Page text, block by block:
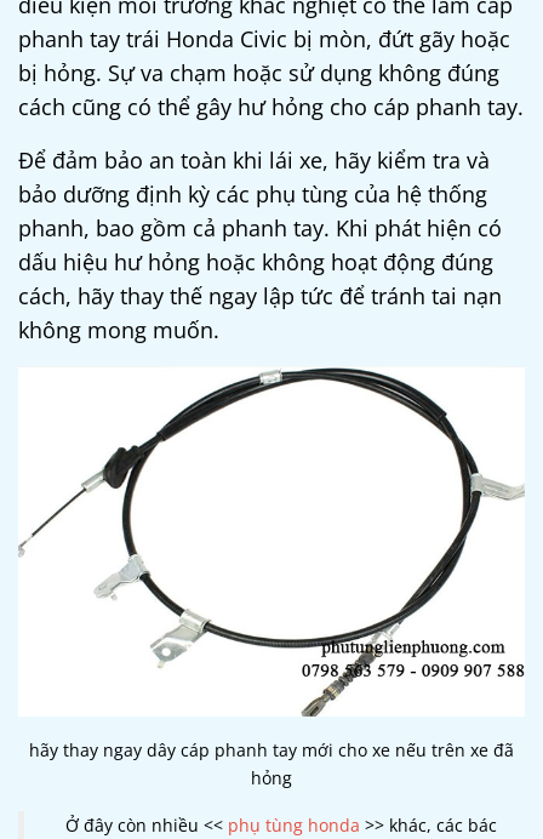
phanh tay trái Honda Civic bị mòn, đứt gãy hoặc
bị hỏng. Sự va chạm hoặc sử dụng không đúng
cách cũng có thể gây hư hỏng cho cáp phanh tay.
Để đảm bảo an toàn khi lái xe, hãy kiểm tra và
bảo dưỡng định kỳ các phụ tùng của hệ thống
phanh, bao gồm cả phanh tay. Khi phát hiện có
dấu hiệu hư hỏng hoặc không hoạt động đúng
cách, hãy thay thế ngay lập tức để tránh tai nạn
không mong muốn.
hãy thay ngay dây cáp phanh tay mới cho xe nếu trên xe đã
hỏng
Ở đây còn nhiều <<phụ tùng honda >> khác, các bác